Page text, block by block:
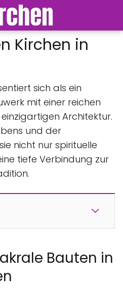
Kirchen in
sich als ein
mit einer reichen
Architektur.
und der
nicht nur spirituelle
tiefe Verbindung zur
Bauten in